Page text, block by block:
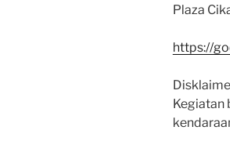
Plaza
https://
Kegiatan